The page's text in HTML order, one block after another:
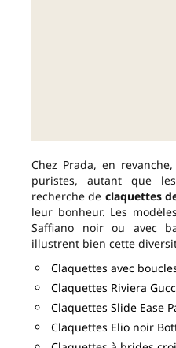
Chez Prada, en
puristes, autant que
recherche de claquettes
leur bonheur. Les
Saffiano noir ou avec
illustrent bien cette
Claquettes avec
Claquettes Riviera
Claquettes Slide Ease
Claquettes Elio noir